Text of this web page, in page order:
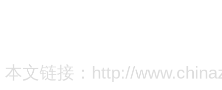
本文链接：http://